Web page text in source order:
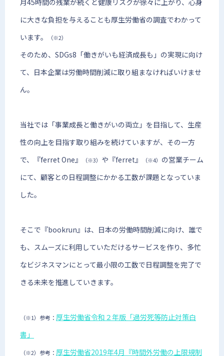
月45時間の残業が続くと健康リスクが徐々に上がり、心身
に大きな負担を与えることも厚生労働省の調査でわかって
います。
（※2）
そのため、SDGs8「働きがいも経済成長も」の実現に向け
て、日本企業は労働時間削減に取り組まなければいけませ
ん。
当社では「事業成長と働きがいの両立」を目指して、生産
性の向上を目指す取り組みを続けていますが、その一方
で、『ferret One』
（※3） や『ferret』 （※4） の営業チーム
にて、顧客との日程調整にかかる工数が課題となっていま
した。
そこで『bookrun』は、日本の労働時間削減に向け、誰で
も、スムーズに利用していただけるサービスを作り、多忙
なビジネスマンにとって最小限の工数で日程調整を完了で
きる未来を推進していきます。
（※1）参考： 厚生労働省令和２年版「過労死等防止対策白
書」
（※2）参考： 厚生労働省2019年4月『時間外労働の上限規制